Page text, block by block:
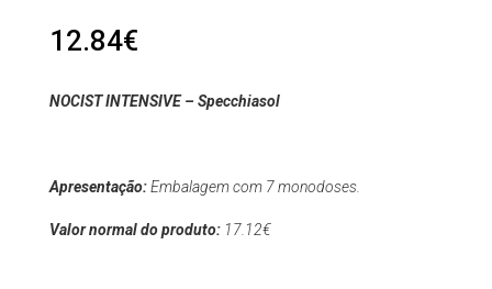
12.84€
NOCIST INTENSIVE – Specchiasol
Apresentação:Embalagem com 7 monodoses.
Valor normal do produto: 17.12€